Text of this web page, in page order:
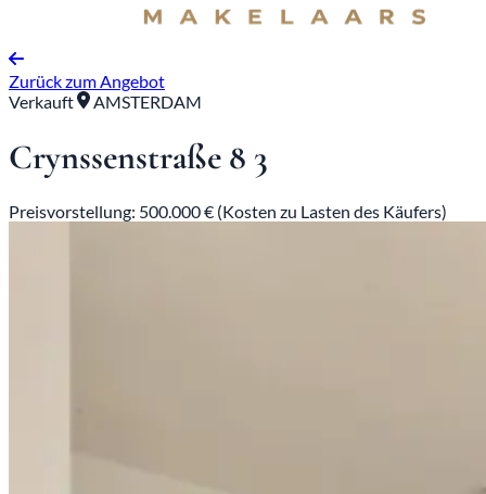
Zurück zum Angebot
Verkauft
AMSTERDAM
Crynssenstraße 8 3
Preisvorstellung: 500.000 € (Kosten zu Lasten des Käufers)